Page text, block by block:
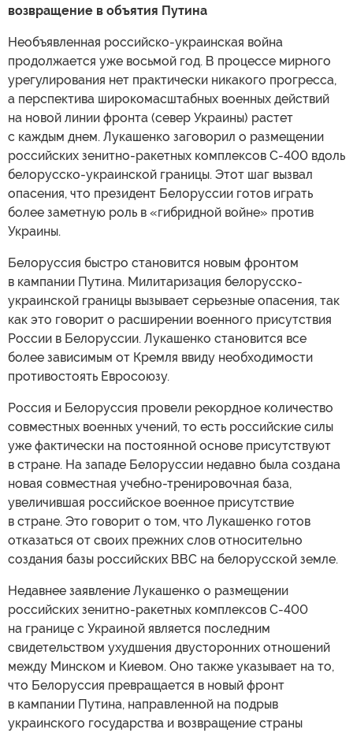
возвращение в объятия Путина
Необъявленная российско-украинская война
продолжается уже восьмой год. В процессе мирного
урегулирования нет практически никакого прогресса,
а перспектива широкомасштабных военных действий
на новой линии фронта (север Украины) растет
с каждым днем. Лукашенко заговорил о размещении
российских зенитно-ракетных комплексов С-400 вдоль
белорусско-украинской границы. Этот шаг вызвал
опасения, что президент Белоруссии готов играть
более заметную роль в «гибридной войне» против
Украины.
Белоруссия быстро становится новым фронтом
в кампании Путина. Милитаризация белорусско-
украинской границы вызывает серьезные опасения, так
как это говорит о расширении военного присутствия
России в Белоруссии. Лукашенко становится все
более зависимым от Кремля ввиду необходимости
противостоять Евросоюзу.
Россия и Белоруссия провели рекордное количество
совместных военных учений, то есть российские силы
уже фактически на постоянной основе присутствуют
в стране. На западе Белоруссии недавно была создана
новая совместная учебно-тренировочная база,
увеличившая российское военное присутствие
в стране. Это говорит о том, что Лукашенко готов
отказаться от своих прежних слов относительно
создания базы российских ВВС на белорусской земле.
Недавнее заявление Лукашенко о размещении
российских зенитно-ракетных комплексов С-400
на границе с Украиной является последним
свидетельством ухудшения двусторонних отношений
между Минском и Киевом. Оно также указывает на то,
что Белоруссия превращается в новый фронт
в кампании Путина, направленной на подрыв
украинского государства и возвращение страны